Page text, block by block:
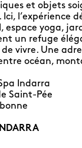
et objets
Ici, l’expérience
espace yoga,
un refuge
vivre. Une
océan,
Indarra
Saint-Pée